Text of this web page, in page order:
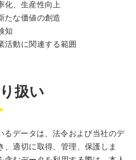
化、生産性向上
たな価値の創造
知
活動に関連する範囲
扱い
るデータは、法令および当社のデ
、適切に取得、管理、保護しま